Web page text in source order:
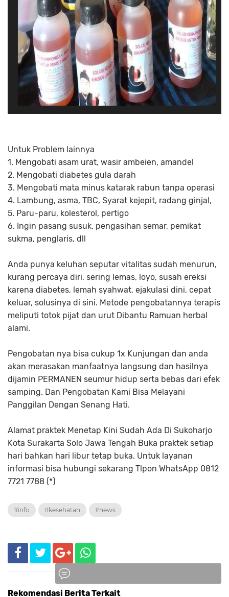
Untuk Problem lainnya
1. Mengobati asam urat, wasir ambeien, amandel
2. Mengobati diabetes gula darah
3. Mengobati mata minus katarak rabun tanpa operasi
4. Lambung, asma, TBC, Syarat kejepit, radang ginjal,
5. Paru-paru, kolesterol, pertigo
6. Ingin pasang susuk, pengasihan semar, pemikat
sukma, penglaris, dll
Anda punya keluhan seputar vitalitas sudah menurun,
kurang percaya diri, sering lemas, loyo, susah ereksi
karena diabetes, lemah syahwat, ejakulasi dini, cepat
keluar, solusinya di sini. Metode pengobatannya terapis
meliputi totok pijat dan urut Dibantu Ramuan herbal
alami.
Pengobatan nya bisa cukup 1x Kunjungan dan anda
akan merasakan manfaatnya langsung dan hasilnya
dijamin PERMANEN seumur hidup serta bebas dari efek
samping. Dan Pengobatan Kami Bisa Melayani
Panggilan Dengan Senang Hati.
Alamat praktek Menetap Kini Sudah Ada Di Sukoharjo
Kota Surakarta Solo Jawa Tengah Buka praktek setiap
hari bahkan hari libur tetap buka. Untuk layanan
informasi bisa hubungi sekarang Tlpon WhatsApp 0812
7721 7788 (*)
#info #kesehatan #news
Rekomendasi Berita Terkait